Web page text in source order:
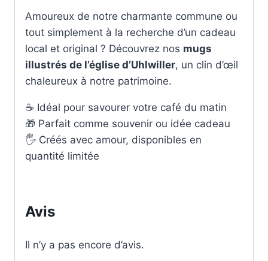
Amoureux de notre charmante commune ou
tout simplement à la recherche d’un cadeau
local et original ? Découvrez nos mugs
illustrés de l’église d’Uhlwiller, un clin d’œil
chaleureux à notre patrimoine.
☕ Idéal pour savourer votre café du matin
🎁 Parfait comme souvenir ou idée cadeau
🖐️ Créés avec amour, disponibles en
quantité limitée
Avis
Il n’y a pas encore d’avis.